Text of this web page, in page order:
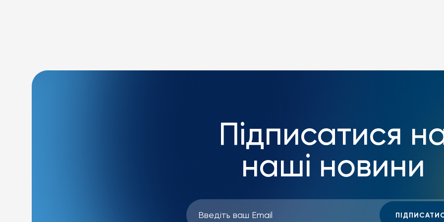
Підписатися
наші новини